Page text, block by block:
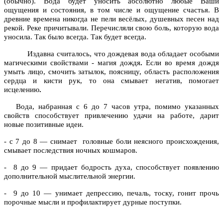
ощущения и состояния, в том числе и ощущение счастья. В
древние времена никогда не пели весёлых, душевных песен над
рекой. Реке причитывали. Перечисляли свою боль, которую вода
уносила. Так было всегда. Так будет всегда.
Издавна считалось, что дождевая вода обладает особыми
магическими свойствами - магия дождя. Если во время дождя
умыть лицо, смочить затылок, поясницу, область расположения
сердца и кисти рук, то она смывает негатив, помогает
исцелению.
Вода, набранная с 6 до 7 часов утра, помимо указанных
свойств способствует привлечению удачи на работе, дарит
новые позитивные идеи.
- с 7 до 8 — снимает головные боли неясного происхождения,
смывает последствия ночных кошмаров.
- 8 до 9 — придает бодрость духа, способствует появлению
дополнительной мыслительной энергии.
- 9 до 10 — унимает депрессию, печаль, тоску, гонит прочь
порочные мысли и профилактирует дурные поступки.